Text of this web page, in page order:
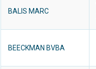
BALIS MARC
BEECKMAN BVBA